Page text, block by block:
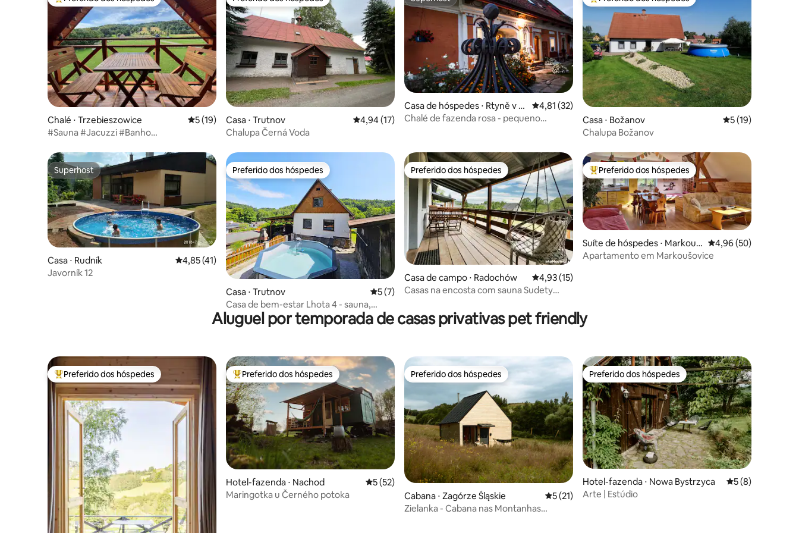
Entre os melhores preferidos dos hóspedes
Chalé ⋅ Trzebieszowice 5 de uma avaliação média de 5, 19 avaliações
5 (19)
#Sauna #Jacuzzi #Banho
Preferido dos hóspedes
Casa ⋅ Trutnov 4,94 de uma avaliação média de 5, 17 avaliações
4,94 (17)
Chalupa Černá Voda
Superhost
Casa de hóspedes ⋅ Rtyně v P
odkrkonoší
4,81 de uma avaliação média de 5, 32 avaliações
4,81 (32)
Chalé de fazenda rosa - pequeno
Entre os melhores preferidos dos hóspedes
Casa ⋅ Božanov 5 de uma
5 (19)
Chalupa Božanov
Superhost
Superhost
Casa ⋅ Rudník 4,85 de uma avaliação média de 5, 41 avaliações
4,85 (41)
Javorník 12
Preferido dos hóspedes
Preferido dos hóspedes
Casa ⋅ Trutnov 5 de uma avaliação média de 5, 7 avaliações
5 (7)
Casa de bem-estar Lhota 4 - sauna,
jacuzzi
Preferido dos hóspedes
Preferido dos hóspedes
Casa de campo ⋅ Radochów 4,93 de uma avaliação média de 5, 15 avaliações
4,93 (15)
Casas na encosta com sauna Sudety
Entre os melhores preferidos dos hóspedes
Preferido dos hóspedes
Suíte de hóspedes ⋅ Markouš
ovice
4,96 de uma
4,96 (50)
Apartamento em Markoušovice
Aluguel por temporada de casas privativas pet friendly
Entre os melhores preferidos dos hóspedes
Preferido dos hóspedes Entre os melhores preferidos dos hóspedes
Preferido dos hóspedes
Hotel-fazenda ⋅ Nachod 5 de uma avaliação média de 5, 52 avaliações
5 (52)
Maringotka u Černého potoka
Preferido dos hóspedes
Preferido dos hóspedes
Cabana ⋅ Zagórze Śląskie 5 de uma avaliação média de 5, 21 avaliações
5 (21)
Zielanka - Cabana nas Montanhas
Preferido dos hóspedes
Preferido dos hóspedes
Hotel-fazenda ⋅ Nowa Bystrzyca 5 de uma
5 (8)
Arte | Estúdio